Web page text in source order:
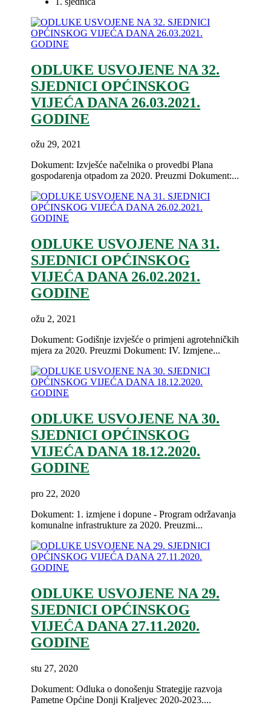
ODLUKE USVOJENE NA 32.
SJEDNICI OPĆINSKOG
VIJEĆA DANA 26.03.2021.
GODINE
ožu 29, 2021
Dokument: Izvješće načelnika o provedbi Plana
gospodarenja otpadom za 2020. Preuzmi Dokument:...
ODLUKE USVOJENE NA 31.
SJEDNICI OPĆINSKOG
VIJEĆA DANA 26.02.2021.
GODINE
ožu 2, 2021
Dokument: Godišnje izvješće o primjeni agrotehničkih
mjera za 2020. Preuzmi Dokument: IV. Izmjene...
ODLUKE USVOJENE NA 30.
SJEDNICI OPĆINSKOG
VIJEĆA DANA 18.12.2020.
GODINE
pro 22, 2020
Dokument: 1. izmjene i dopune - Program održavanja
komunalne infrastrukture za 2020. Preuzmi...
ODLUKE USVOJENE NA 29.
SJEDNICI OPĆINSKOG
VIJEĆA DANA 27.11.2020.
GODINE
stu 27, 2020
Dokument: Odluka o donošenju Strategije razvoja
Pametne Općine Donji Kraljevec 2020-2023....